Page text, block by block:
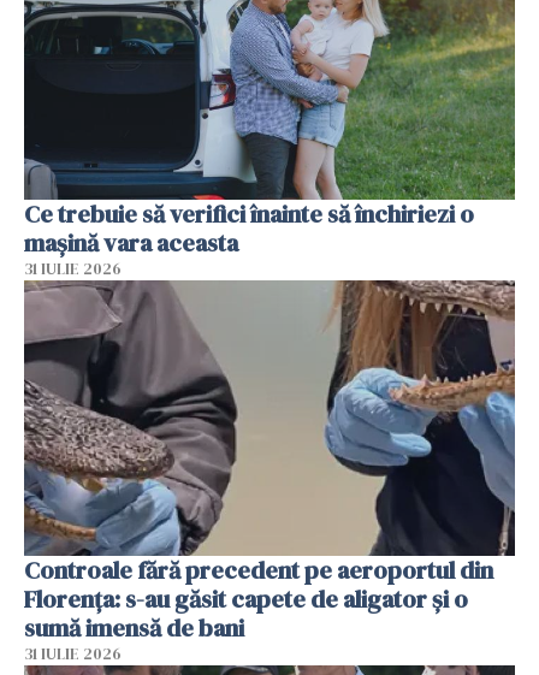
Ce trebuie să verifici înainte să închiriezi o
mașină vara aceasta
31 IULIE 2026
Controale fără precedent pe aeroportul din
Florența: s-au găsit capete de aligator și o
sumă imensă de bani
31 IULIE 2026